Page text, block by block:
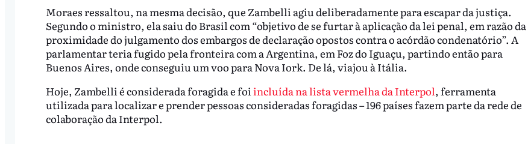
Moraes ressaltou, na mesma decisão, que Zambelli agiu deliberadamente para escapar da justiça.
Segundo o ministro, ela saiu do Brasil com “objetivo de se furtar à aplicação da lei penal, em razão da
proximidade do julgamento dos embargos de declaração opostos contra o acórdão condenatório”. A
parlamentar teria fugido pela fronteira com a Argentina, em Foz do Iguaçu, partindo então para
Buenos Aires, onde conseguiu um voo para Nova Iork. De lá, viajou à Itália.
Hoje, Zambelli é considerada foragida e foi incluída na lista vermelha da Interpol, ferramenta
utilizada para localizar e prender pessoas consideradas foragidas – 196 países fazem parte da rede de
colaboração da Interpol.